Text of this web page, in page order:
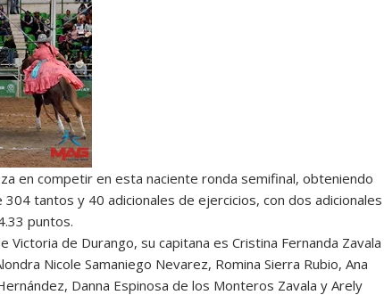
en competir en esta naciente ronda semifinal, obteniendo
tantos y 40 adicionales de ejercicios, con dos adicionales
puntos.
Victoria de Durango, su capitana es Cristina Fernanda Zavala
Nicole Samaniego Nevarez, Romina Sierra Rubio, Ana
Danna Espinosa de los Monteros Zavala y Arely